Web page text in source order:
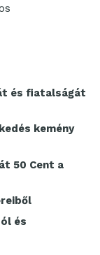
és fiatalságát
kemény
50 Cent a
és